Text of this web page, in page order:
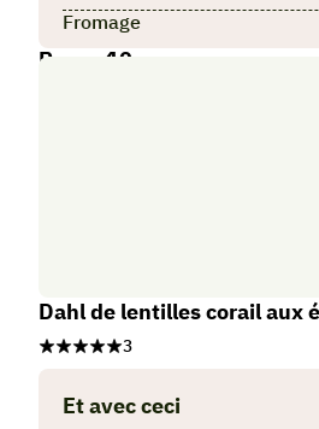
Fromage
Repas 10
Dahl de lentilles corail aux
3
Et avec ceci